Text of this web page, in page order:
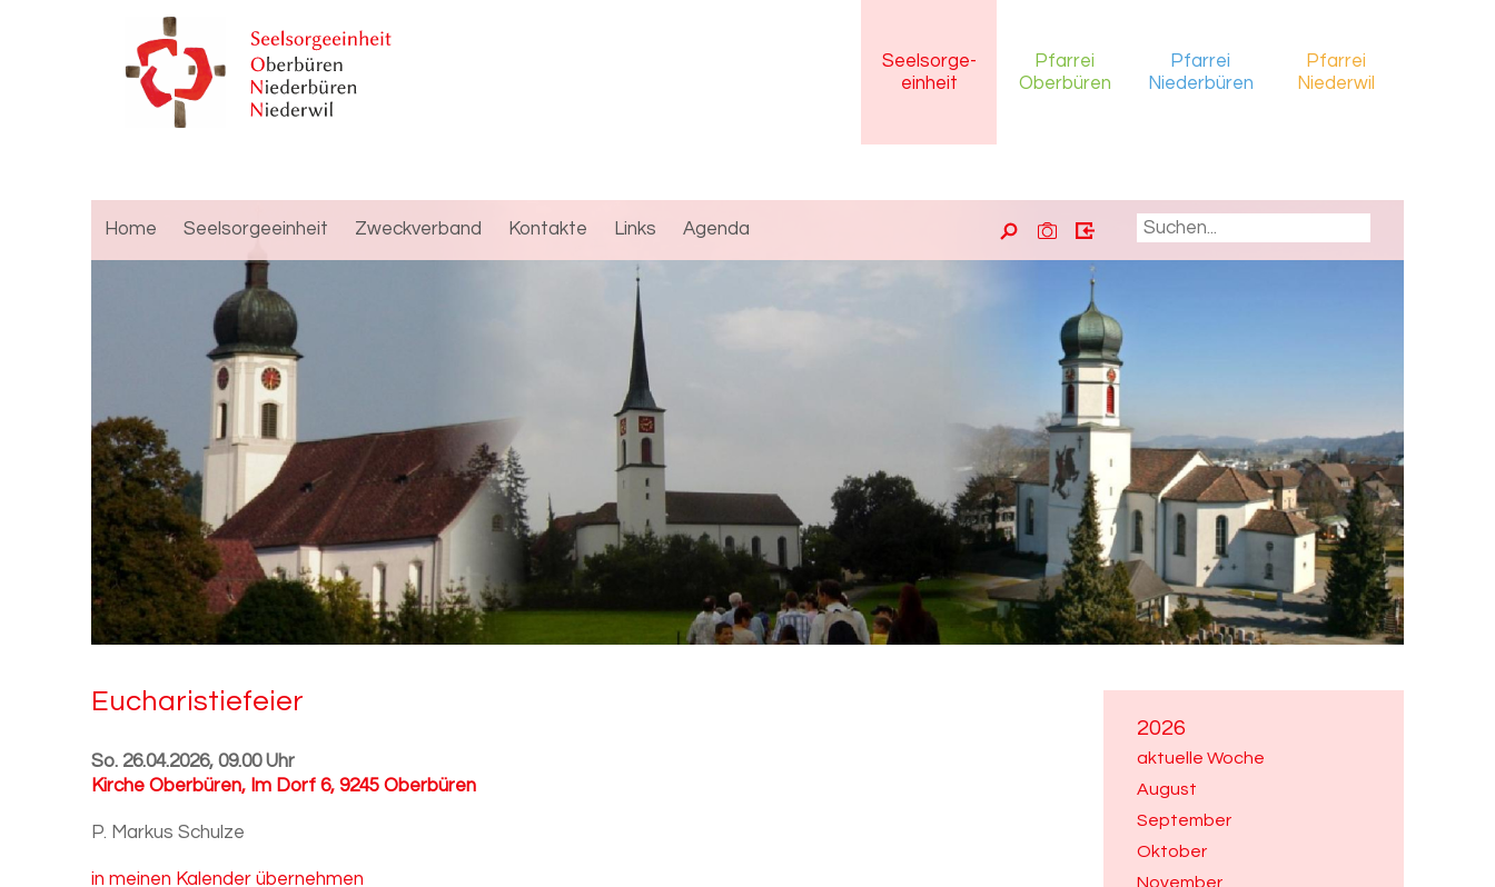
Seelsorge-
einheit
Pfarrei
Oberbüren
Pfarrei
Niederbüren
Pfarrei
Niederwil
Home Seelsorgeeinheit Zweckverband Kontakte Links Agenda
2026
aktuelle Woche
August
September
Oktober
November
Eu­cha­ris­tie­fei­er
So. 26.04.2026, 09.00 Uhr
Kirche Oberbüren, Im Dorf 6, 9245 Oberbüren
P. Markus Schulze
in meinen Kalender übernehmen